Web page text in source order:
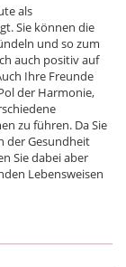
als
Sie können die
und so zum
auch positiv auf
Ihre Freunde
der Harmonie,
zu führen. Da Sie
der Gesundheit
Sie dabei aber
Lebensweisen